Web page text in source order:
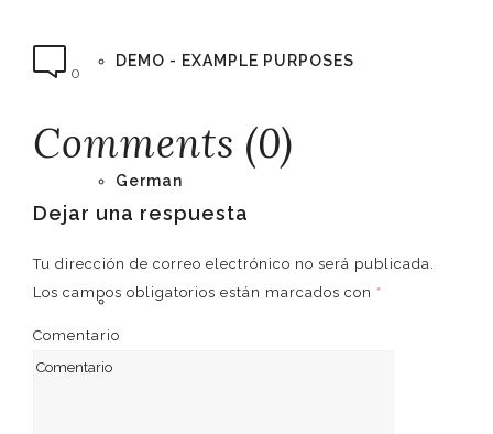
DEMO - EXAMPLE PURPOSES
German
English
0
Comments (0)
Dejar una respuesta
Tu dirección de correo electrónico no será publicada.
Los campos obligatorios están marcados con *
Comentario